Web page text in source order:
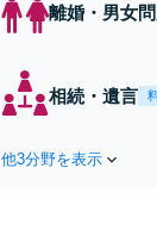
離婚・男女
相続・遺言
他3分野を表示